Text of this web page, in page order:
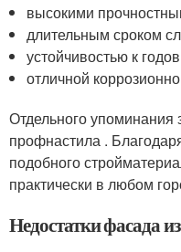
высокими
длительным сроком
устойчивостью к
отличной
Отдельного упоминания
профнастила .
подобного
практически в любом
Недостатки фасада